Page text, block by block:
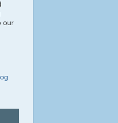
our